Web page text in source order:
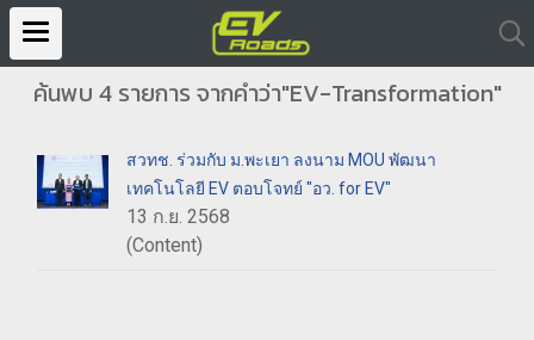
ค้นพบ 4 รายการ จากคำว่า"EV-Transformation"
สวทช. ร่วมกับ ม.พะเยา ลงนาม MOU พัฒนา
เทคโนโลยี EV ตอบโจทย์ "อว. for EV"
13 ก.ย. 2568
(Content)